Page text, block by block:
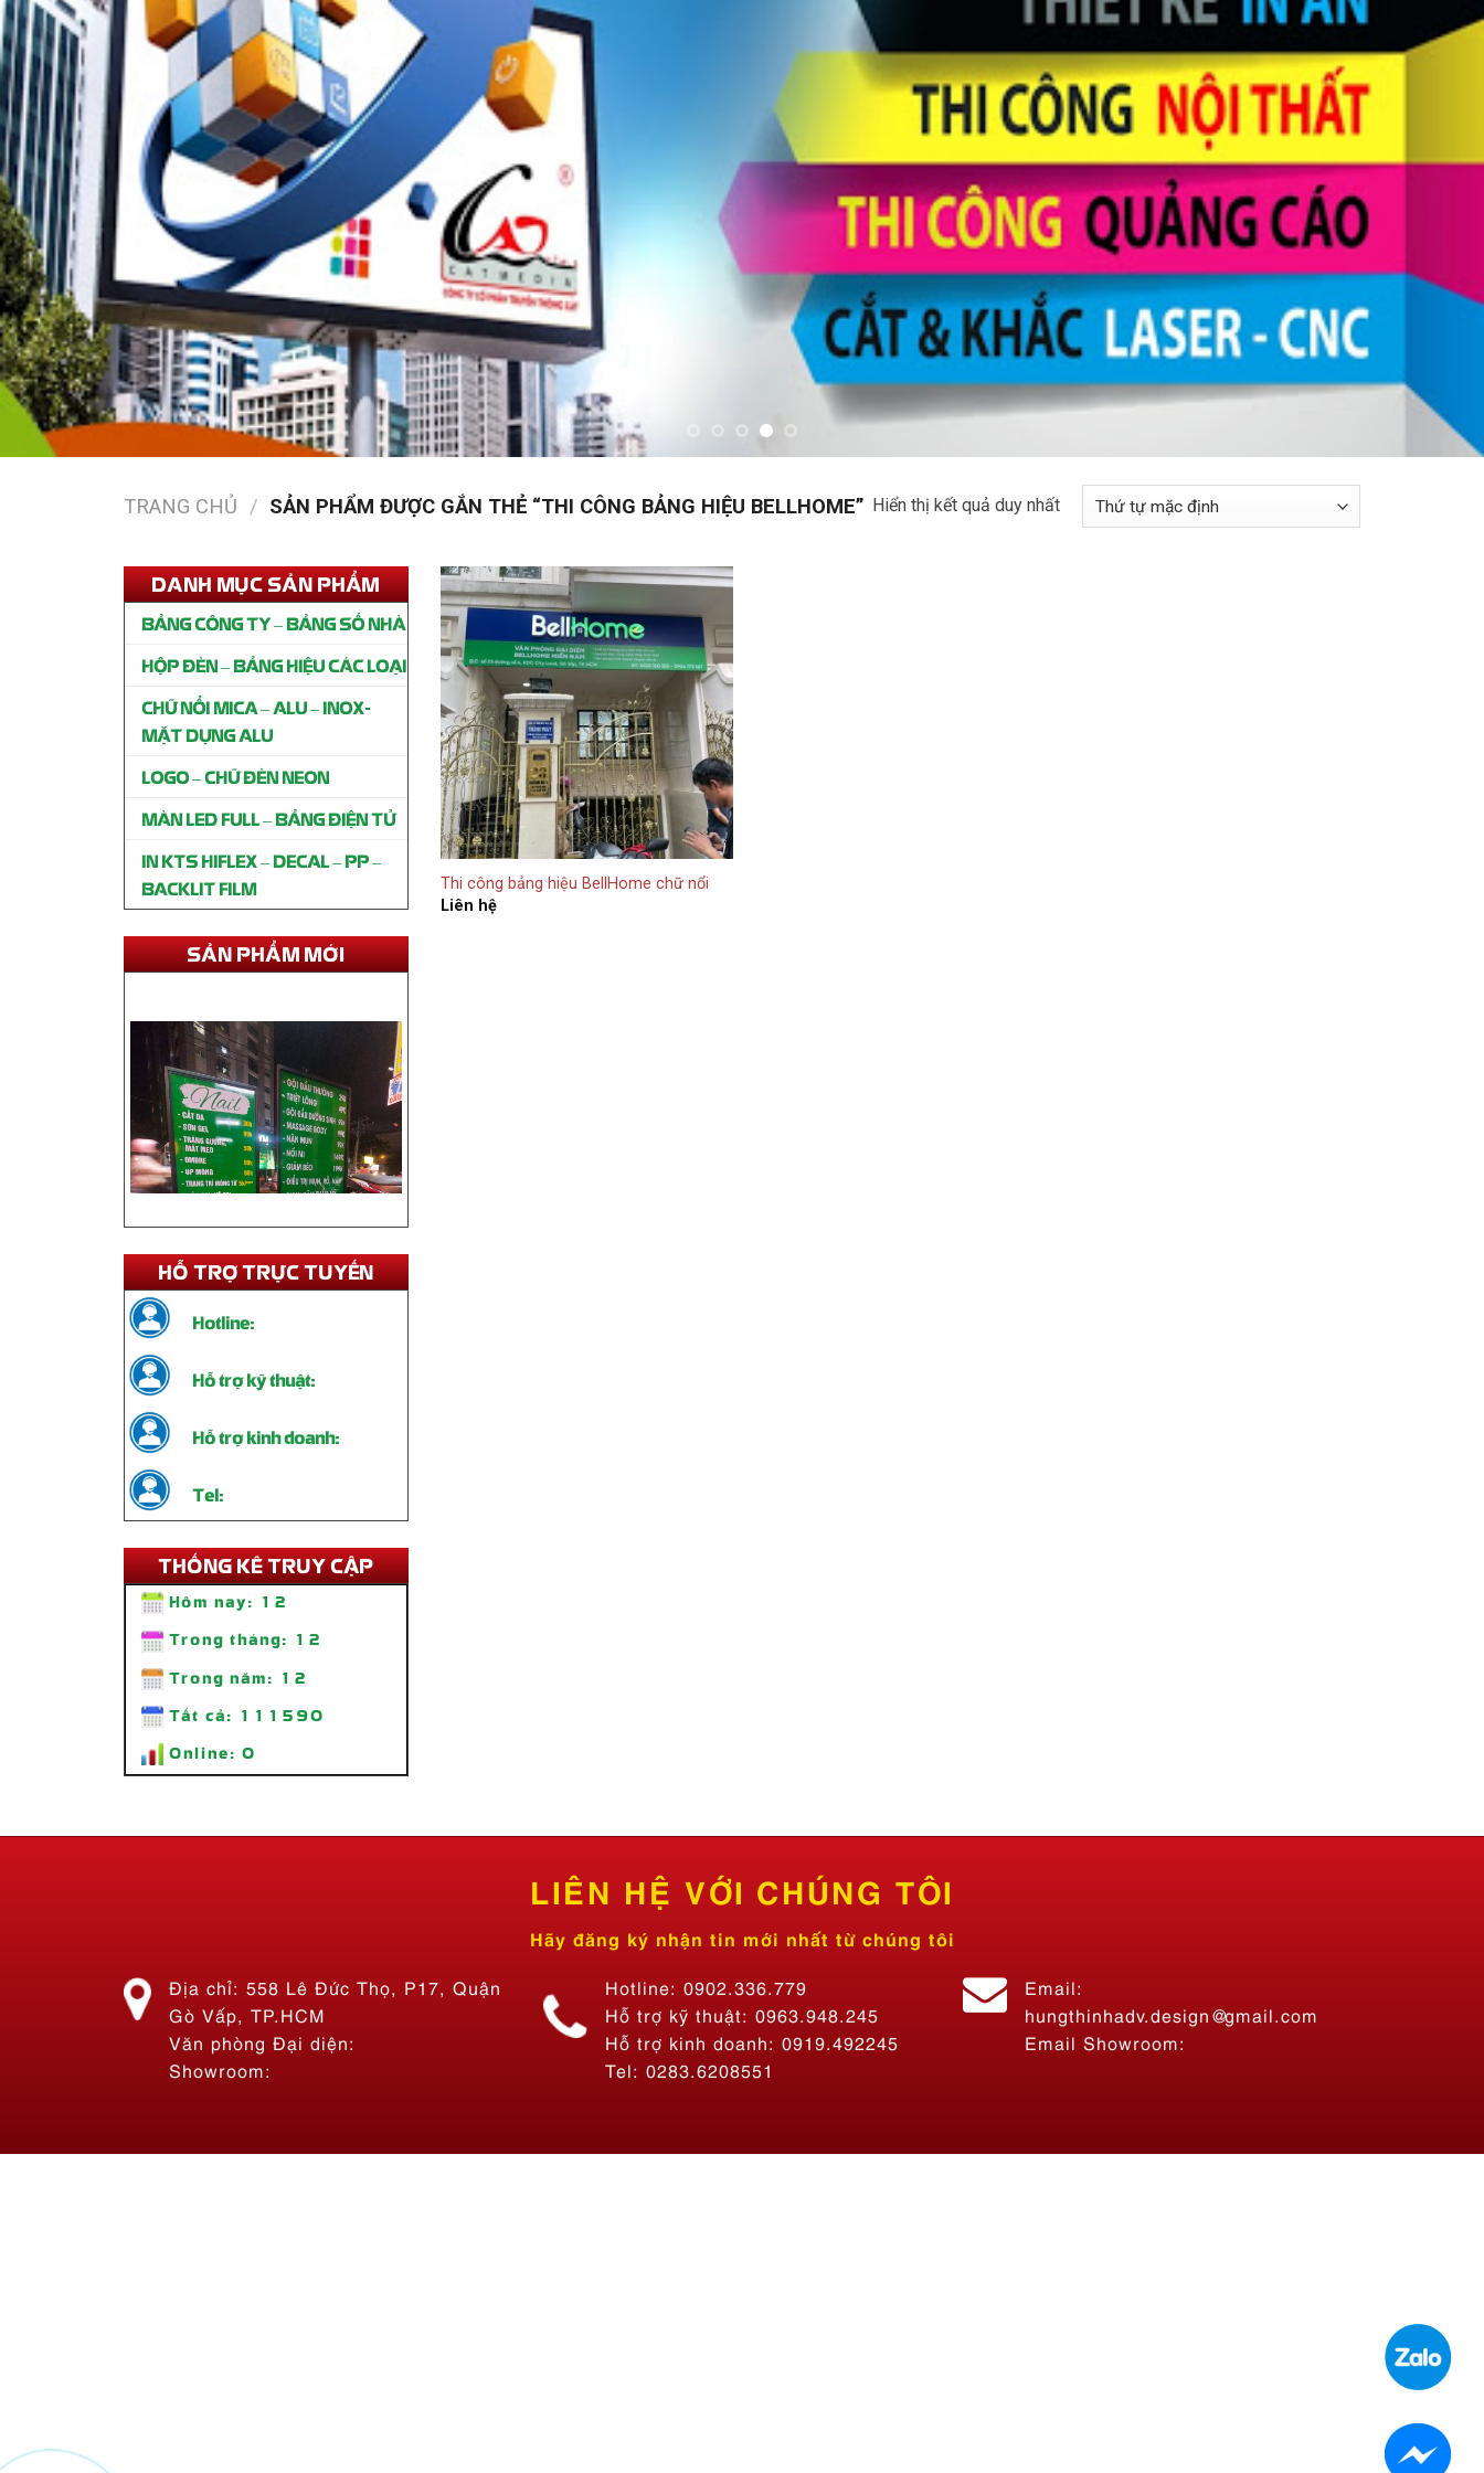
TRANG CHỦ / SẢN PHẨM ĐƯỢC GẮN THẺ “THI CÔNG BẢNG HIỆU BELLHOME” Hiển thị kết quả duy nhất
DANH MỤC SẢN PHẨM
BẢNG CÔNG TY – BẢNG SỐ NHÀ
HỘP ĐÈN – BẢNG HIỆU CÁC LOẠI
CHỮ NỔI MICA – ALU – INOX-
MẶT DỰNG ALU
LOGO – CHỮ ĐÈN NEON
MÀN LED FULL – BẢNG ĐIỆN TỬ
IN KTS HIFLEX – DECAL – PP –
BACKLIT FILM
SẢN PHẨM MỚI
Thi công bảng hiệu SPA Mộc
Trượng Gò Vấp
Liên hệ
Thi Công Standee Chân Sắt – Giải
Pháp Quảng Cáo Tiện Lợi, Bền Đẹp
Liên hệ
HỖ TRỢ TRỰC TUYẾN
Hotline:
Hỗ trợ kỹ thuật:
Hỗ trợ kinh doanh:
Tel:
THỐNG KÊ TRUY CẬP
Hôm nay: 12
Trong tháng: 12
Trong năm: 12
Tất cả: 111590
Online: 0
Thi công bảng hiệu BellHome chữ nổi
Liên hệ
LIÊN HỆ VỚI CHÚNG TÔI
Hãy đăng ký nhận tin mới nhất từ chúng tôi
Địa chỉ: 558 Lê Đức Thọ, P17, Quận
Gò Vấp, TP.HCM
Văn phòng Đại diện:
Showroom:
Hotline: 0902.336.779
Hỗ trợ kỹ thuật: 0963.948.245
Hỗ trợ kinh doanh: 0919.492245
Tel: 0283.6208551
Email:
hungthinhadv.design@gmail.com
Email Showroom: